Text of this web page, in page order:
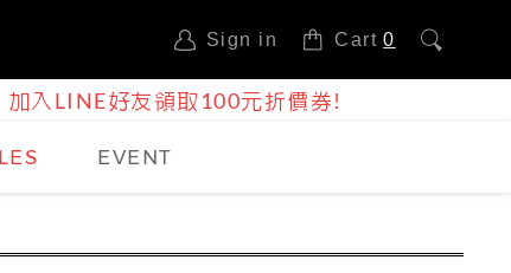
Sign in Cart 0
加入LINE好友領取100元折價券!
EVENT